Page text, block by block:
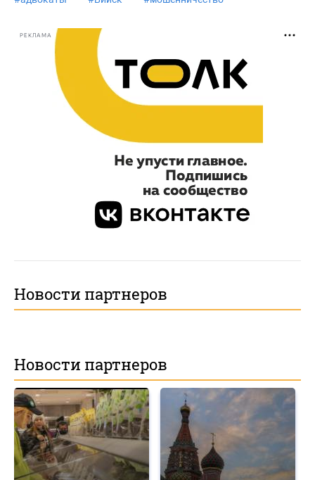
РЕКЛАМА
Новости партнеров
Новости партнеров